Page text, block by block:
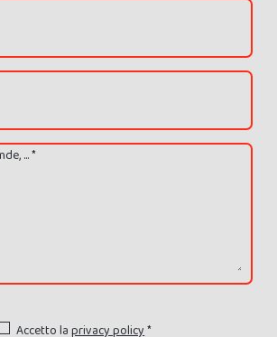
... *
Accetto laprivacy policy*